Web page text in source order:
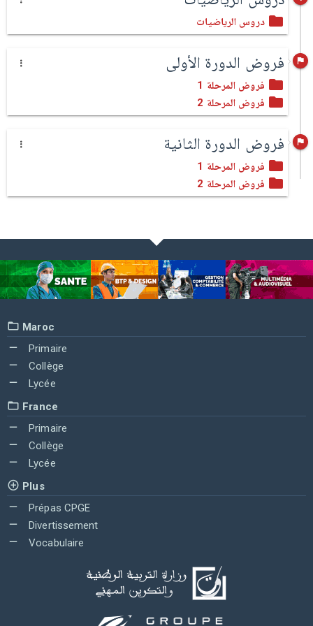
دروس الرياضيات
فروض الدورة الأولى
فروض المرحلة 1
فروض المرحلة 2
فروض الدورة الثانية
فروض المرحلة 1
فروض المرحلة 2
Maroc
Primaire
Collège
Lycée
France
Primaire
Collège
Lycée
Plus
Prépas CPGE
Divertissement
Vocabulaire